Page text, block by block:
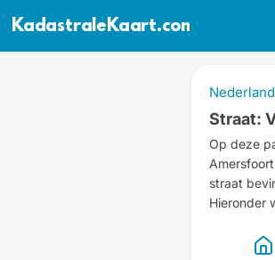
KadastraleKaart.com
Nederland
Straat:
Op deze
straat
Hieronder